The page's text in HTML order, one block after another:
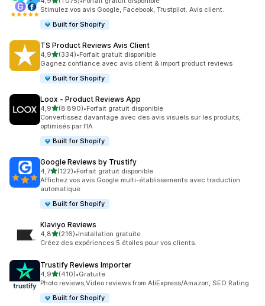
1075 avis au total
Stimulez vos avis Google, Facebook, Trustpilot. Avis client.
Built for Shopify
TS Product Reviews Avis Client
4,9étoile(s) sur 5
(334)
334 avis au total
•Forfait gratuit disponible
Gagnez confiance avec avis client & import product reviews
Built for Shopify
Loox ‑ Product Reviews App
4,9étoile(s) sur 5
(8 890)
8890 avis au total
•Forfait gratuit disponible
Convertissez davantage avec des avis visuels sur les produits,
optimisés par l’IA
Built for Shopify
Google Reviews by Trustify
4,7étoile(s) sur 5
(122)
122 avis au total
•Forfait gratuit disponible
Affichez vos avis Google multi-établissements avec traduction
automatique
Built for Shopify
Klaviyo Reviews
4,8étoile(s) sur 5
(216)
216 avis au total
•Installation gratuite
Créez des expériences 5 étoiles pour vos clients.
Trustify Reviews Importer
4,9étoile(s) sur 5
(410)
410 avis au total
•Gratuite
Photo reviews,Video reviews from AliExpress/Amazon, SEO Rating
Built for Shopify